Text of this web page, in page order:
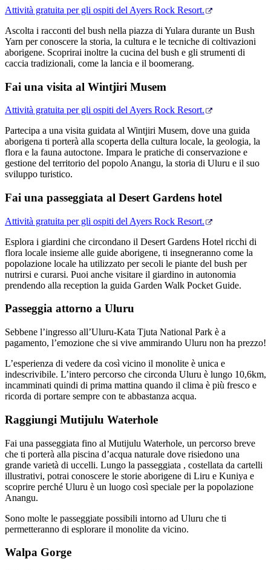
Attività gratuita per gli ospiti del Ayers Rock Resort.
Ascolta i racconti del bush nella piazza di Yulara durante un Bush
Yarn per conoscere la storia, la cultura e le tecniche di coltivazioni
aborigene. Scoprirai inoltre la cucina del bush e gli strumenti di
caccia tradizionali, come la lancia e il boomerang.
Fai una visita al Wintjiri Musem
Attività gratuita per gli ospiti del Ayers Rock Resort.
Partecipa a una visita guidata al Wintjiri Musem, dove una guida
aborigena ti porterà alla scoperta della cultura locale, la geologia, la
flora e la fauna autoctone. Impara le pratiche di conservazione e
gestione del territorio del popolo Anangu, la storia di Uluru e il suo
sviluppo turistico.
Fai una passeggiata al Desert Gardens hotel
Attività gratuita per gli ospiti del Ayers Rock Resort.
Esplora i giardini che circondano il Desert Gardens Hotel ricchi di
flora locale insieme alle guide aborigene, ti insegneranno come la
popolazione locale ha utilizzato per secoli le piante del bush per
nutrirsi e curarsi. Puoi anche visitare il giardino in autonomia
prendendo alla reception la guida Garden Walk Pocket Guide.
Passeggia attorno a Uluru
Sebbene l’ingresso all’Uluru-Kata Tjuta National Park è a
pagamento, l’emozione che si vive ammirando Uluru non ha prezzo!
L’esperienza di vedere da così vicino il monolite è unica e
indescrivibile. L’intero percorso che circonda Uluru è lungo 10,6km,
incamminati quindi di prima mattina quando il clima è più fresco e
ricorda di portare sempre con te abbastanza acqua.
Raggiungi Mutijulu Waterhole
Fai una passeggiata fino al Mutijulu Waterhole, un percorso breve
che ti porterà alla piscina d’acqua naturale dove risiedono una
grande varietà di uccelli. Lungo la passeggiata , costellata da cartelli
illustrativi, potrai conoscere le storie aborigene di Liru e Kuniya e
scoprire perché Uluru è un luogo così speciale per la popolazione
Anangu.
Sono molte le passeggiate possibili intorno ad Uluru che ti
permetteranno di esplorare il monolite da vicino.
Walpa Gorge